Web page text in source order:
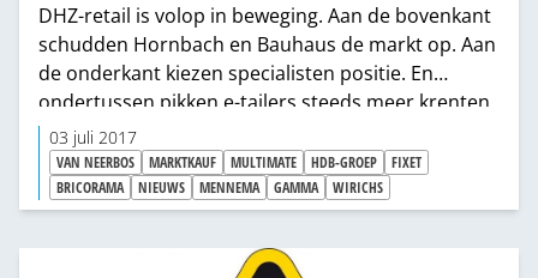
DHZ-retail is volop in beweging. Aan de bovenkant
schudden Hornbach en Bauhaus de markt op. Aan
de onderkant kiezen specialisten positie. En
ondertussen pikken e-tailers steeds meer krenten
uit de pap en verandert de consument almaar. Het
spant er best wel om in het formulelandschap.
Maar als je even terugkijkt, dan zie je dat die
dynamiek eigenlijk van alle tijden is. In een MIX van
2003 schreven we al: 'DHZ-ketens komen en gaan'.
03 juli 2017
VAN NEERBOS MARKTKAUF MULTIMATE HDB-GROEP
FIXET
BRICORAMA
NIEUWS MENNEMA GAMMA WIRICHS